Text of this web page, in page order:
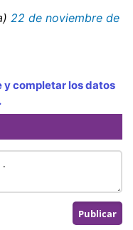
22 de noviembre de
completar los datos